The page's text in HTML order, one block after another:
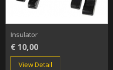
Insulator
€ 10,00
View Detail